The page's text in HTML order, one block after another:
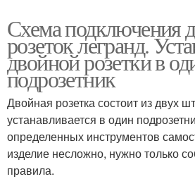
Схема подключения
розеток легранд.
двойной розетки в
подрозетник
Двойная розетка состоит из двух
устанавливается в один
определенных инструментов
изделие несложно, нужно только
правила.